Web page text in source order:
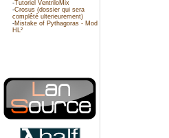
-Tutoriel VentriloMix
-Crosus (dossier qui sera
complêté ulterieurement)
-Mistake of Pythagoras - Mod
HL²